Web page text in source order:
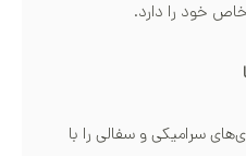
خود را دارد.
سرامیکی و سفالی را با